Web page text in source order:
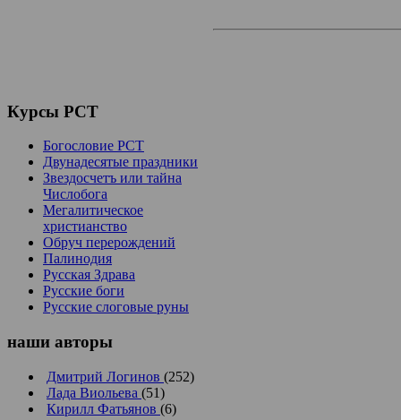
Курсы РСТ
Богословие РСТ
Двунадесятые праздники
Звездосчетъ или тайна
Числобога
Мегалитическое
христианство
Обруч перерождений
Палинодия
Русская Здрава
Русские боги
Русские слоговые руны
наши авторы
Дмитрий Логинов (252)
Лада Виольева (51)
Кирилл Фатьянов (6)